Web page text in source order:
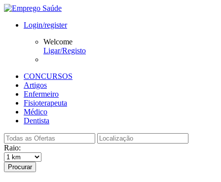
Login/register
Welcome
Ligar/Registo
CONCURSOS
Artigos
Enfermeiro
Fisioterapeuta
Médico
Dentista
Raio:
Procurar